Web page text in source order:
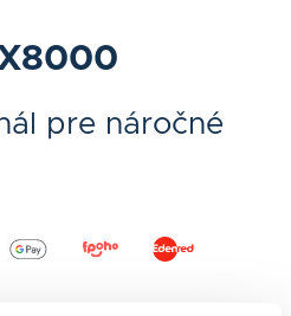
pre náročné